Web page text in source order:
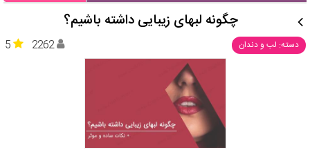
چگونه لبهای زیبایی داشته باشیم؟
دسته: لب و دندان 5 2262